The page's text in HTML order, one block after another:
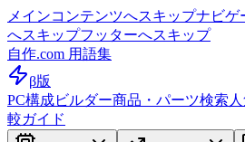
メインコンテンツへスキップナビゲ
へスキップフッターへスキップ
自作.com 用語集
β版
PC構成ビルダー商品・パーツ検索
較ガイド